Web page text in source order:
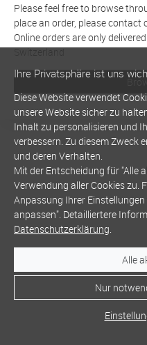
Please feel free to browse
place an order, please contact
Online orders are only
Switzerland
Ihre Privatsphäre ist uns
Diese Website verwendet
unsere Website sicher zu
Inhalt zu personalisieren und
verbessern. Zu diesem Zweck
und deren Verhalten.
Mit der Entscheidung für "Alle
Verwendung aller Cookies zu.
Anpassung Ihrer
anpassen". Detailliertere
Datenschutzerklärung.
Alle
Nur